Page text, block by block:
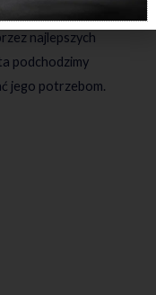
sprzedaż i
najlepszych
podchodzimy
jego potrzebom.